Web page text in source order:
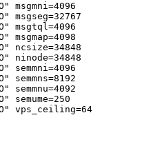
msgtql=4096
ncsize=34848
ninode=34848
vps_ceiling=64